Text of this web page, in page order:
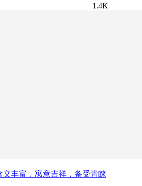
1.4K
义丰富，寓意吉祥，备受青睐